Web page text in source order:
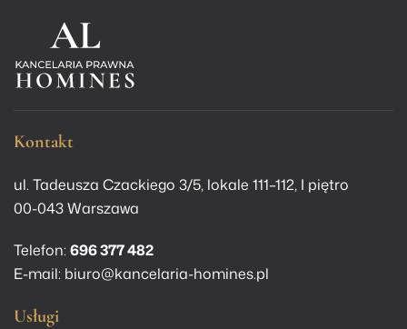
Kontakt
ul. Tadeusza Czackiego 3/5, lokale 111–112, I piętro
00-043 Warszawa
Telefon:696 377 482
E-mail: biuro@kancelaria-homines.pl
Usługi